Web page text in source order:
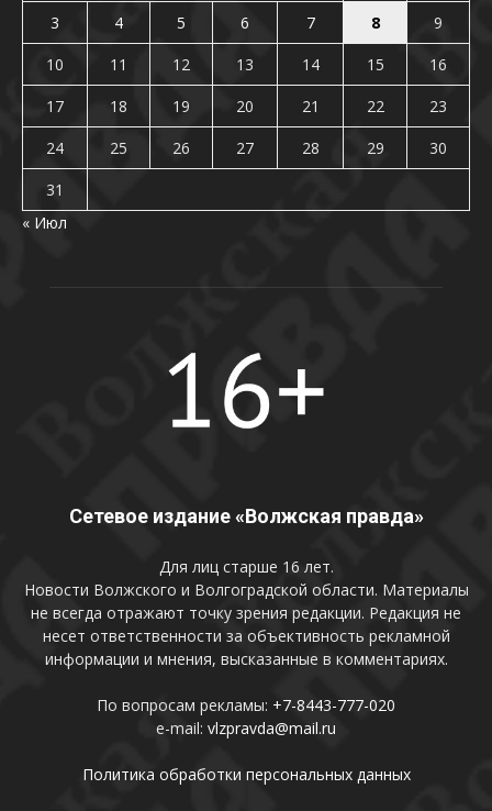
3
4 5 6 7 8
9
10
11 12 13 14 15
16
17
18 19 20 21 22
23
24
25 26 27 28 29
30
31
« Июл
Сетевое издание «Волжская правда»
Для лиц старше 16 лет.
Новости Волжского и Волгоградской области. Материалы
не всегда отражают точку зрения редакции. Редакция не
несет ответственности за объективность рекламной
информации и мнения, высказанные в комментариях.
По вопросам рекламы: +7-8443-777-020
e-mail: vlzpravda@mail.ru
Политика обработки персональных данных